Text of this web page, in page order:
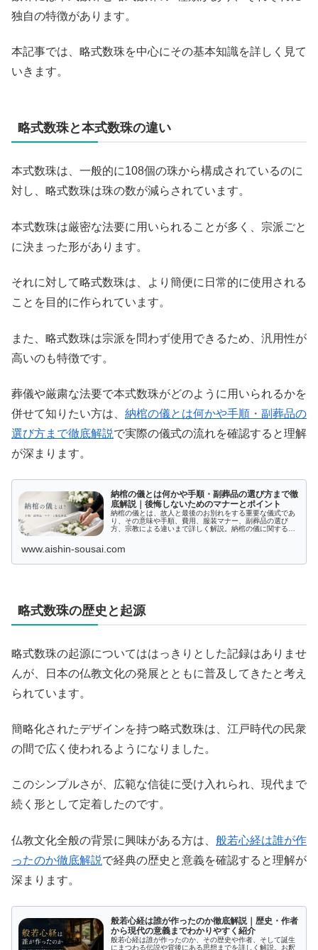
独自の特徴があります。
本記事では、略式数珠を中心にその基本知識を詳しく見て
いきます。
略式数珠と本式数珠の違い
本式数珠は、一般的に108個の珠から構成されているのに
対し、略式数珠は珠の数が減らされています。
本式数珠は厳密な法要に用いられることが多く、宗派ごと
に決まった形があります。
それに対して略式数珠は、より簡便に日常的に使用される
ことを目的に作られています。
また、略式数珠は宗派を問わず使用できるため、汎用性が
高いのも特徴です。
葬儀や厳粛な法要で本式数珠がどのように用いられるかを
併せて知りたい方は、 納棺の儀とは何かや手順・副葬品の
選び方まで徹底解説で実際の儀式の流れを確認すると理解
が深まります。
納棺の儀とは何かや手順・副葬品の選び方まで徹
底解説｜後悔しないためのマナーとポイント
納棺の儀とは、故人と最後のお別れをする重要な儀式であ
り、その意味や手順、費用、服装マナー、副葬品の選び
方、宗教による違いまで詳しく解説。納棺の儀に関するよ
www.aishin-sousai.com
略式数珠の歴史と起源
略式数珠の起源についてははっきりとした記録はありませ
んが、日本の仏教文化の発展とともに普及してきたと考え
られています。
簡略化されたデザインを持つ略式数珠は、江戸時代の民衆
の間で広く使われるようになりました。
このシンプルさが、広範な信徒に受け入れられ、現代まで
続く形として定着したのです。
仏教文化全般の背景に興味がある方は、 般若心経は誰が作
ったのか徹底解説で経典の歴史と意義を確認すると理解が
深まります。
般若心経は誰が作ったのか徹底解説｜歴史・作者
から現代の意義までわかりやすく紹介
般若心経は誰が作ったのか、その歴史や作者、そして誕生
にまつわる伝説や背後にある思想までを詳しく解説。お釈